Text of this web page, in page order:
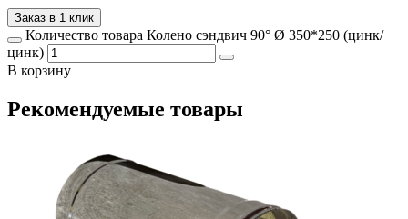
Заказ в 1 клик
Количество товара Колено сэндвич 90° Ø 350*250 (цинк/
цинк)
В корзину
Рекомендуемые товары